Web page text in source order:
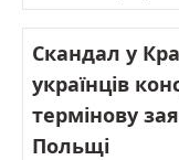
Скандал у
українців
термінову
Польщі